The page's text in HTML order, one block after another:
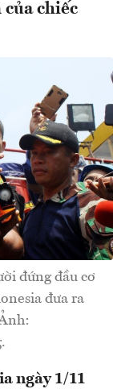
chiếc
đứng đầu cơ
đưa ra
ngày 1/11